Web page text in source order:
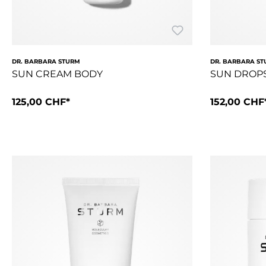
DR. BARBARA STURM
SUN CREAM BODY
Die SUN CREAM BODY SPF 30 von Dr. Sturm kombiniert
125,00 CHF*
DR. BARBARA
SUN
Dieses
152,00